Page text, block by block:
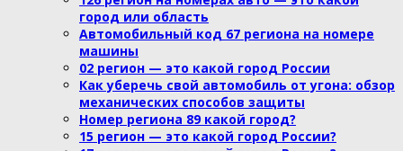
город или область
Автомобильный код 67 региона на номере
машины
02 регион — это какой город России
Как уберечь свой автомобиль от угона: обзор
механических способов защиты
Номер региона 89 какой город?
15 регион — это какой город России?